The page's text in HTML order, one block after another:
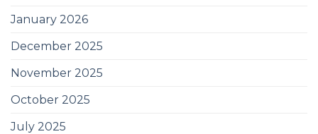
January 2026
December 2025
November 2025
October 2025
July 2025